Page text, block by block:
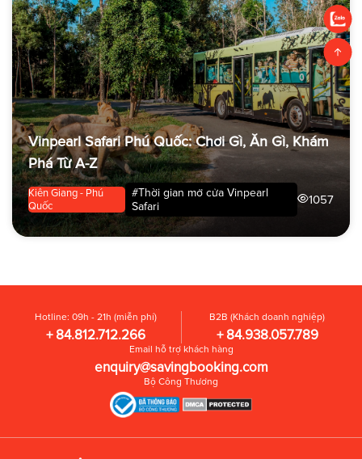
Vinpearl Safari Phú Quốc: Chơi Gì, Ăn Gì, Khám
Phá Từ A-Z
Kiên Giang - Phú
Quốc
#Thời gian mở cửa Vinpearl
Safari
1057
Hotline: 09h - 21h (miễn phí)
+ 84.812.712.266
B2B (Khách doanh nghiệp)
+ 84.938.057.789
Email hỗ trợ khách hàng
enquiry@savingbooking.com
Bộ Công Thương